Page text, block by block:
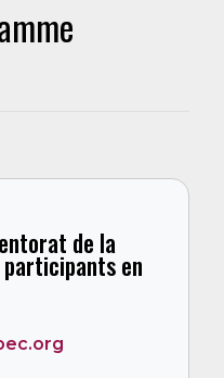
de la
participants en